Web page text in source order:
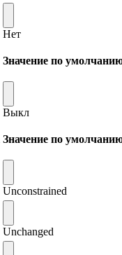
Нет
Значение по
Выкл
Значение по
Unconstrained
Unchanged